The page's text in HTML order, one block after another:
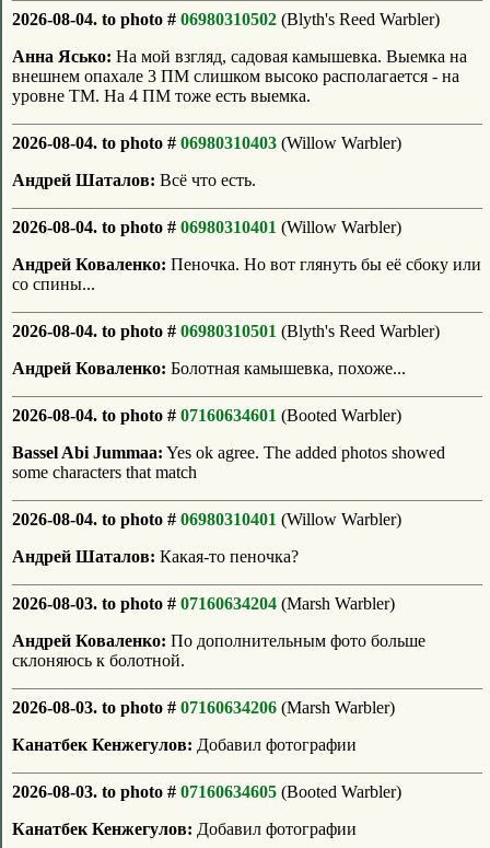
2026-08-04. to photo # 06980310502 (Blyth's Reed Warbler)
Анна Ясько: На мой взгляд, садовая камышевка. Выемка на
внешнем опахале 3 ПМ слишком высоко располагается - на
уровне ТМ. На 4 ПМ тоже есть выемка.
2026-08-04. to photo # 06980310403 (Willow Warbler)
Андрей Шаталов: Всё что есть.
2026-08-04. to photo # 06980310401 (Willow Warbler)
Андрей Коваленко: Пеночка. Но вот глянуть бы её сбоку или
со спины...
2026-08-04. to photo # 06980310501 (Blyth's Reed Warbler)
Андрей Коваленко: Болотная камышевка, похоже...
2026-08-04. to photo # 07160634601 (Booted Warbler)
Bassel Abi Jummaa: Yes ok agree. The added photos showed
some characters that match
2026-08-04. to photo # 06980310401 (Willow Warbler)
Андрей Шаталов: Какая-то пеночка?
2026-08-03. to photo # 07160634204 (Marsh Warbler)
Андрей Коваленко: По дополнительным фото больше
склоняюсь к болотной.
2026-08-03. to photo # 07160634206 (Marsh Warbler)
Канатбек Кенжегулов: Добавил фотографии
2026-08-03. to photo # 07160634605 (Booted Warbler)
Канатбек Кенжегулов: Добавил фотографии